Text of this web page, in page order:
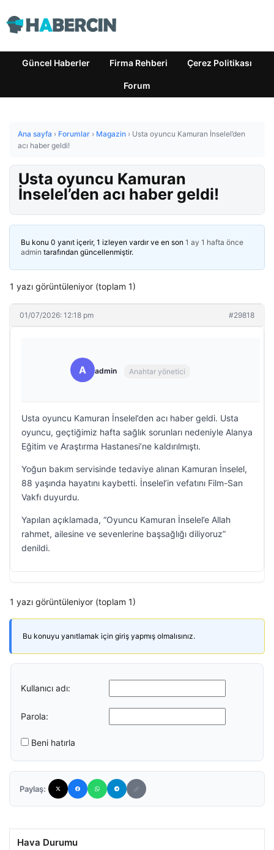
Güncel Haberler Firma Rehberi Çerez Politikası
Forum
Ana sayfa › Forumlar › Magazin › Usta oyuncu Kamuran İnselel’den
acı haber geldi!
Usta oyuncu Kamuran
İnselel’den acı haber geldi!
Bu konu 0 yanıt içerir, 1 izleyen vardır ve en son 1 ay 1 hafta önce
admin tarafından güncellenmiştir.
1 yazı görüntüleniyor (toplam 1)
01/07/2026: 12:18 pm #29818
A admin Anahtar yönetici
Usta oyuncu Kamuran İnselel’den acı haber geldi. Usta
oyuncu, geçtiğimiz hafta sağlık sorunları nedeniyle Alanya
Eğitim ve Araştırma Hastanesi’ne kaldırılmıştı.
Yoğun bakım servisinde tedaviye alınan Kamuran İnselel,
88 yaşında hayatını kaybetti. İnselel’in vefatını Film-San
Vakfı duyurdu.
Yapılan açıklamada, “Oyuncu Kamuran İnselel’e Allah
rahmet, ailesine ve sevenlerine başsağlığı diliyoruz”
denildi.
1 yazı görüntüleniyor (toplam 1)
Bu konuyu yanıtlamak için giriş yapmış olmalısınız.
Kullanıcı adı:
Parola:
Beni hatırla
Paylaş:
Hava Durumu